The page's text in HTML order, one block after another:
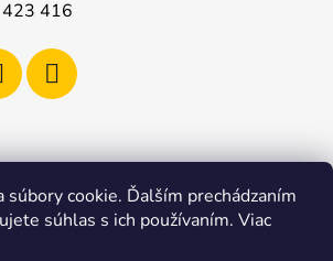
súbory cookie. Ďalším prechádzaním
súhlas s ich používaním. Viac
416
s etnickými hudobnými nástrojmi
Design – Upravíme a